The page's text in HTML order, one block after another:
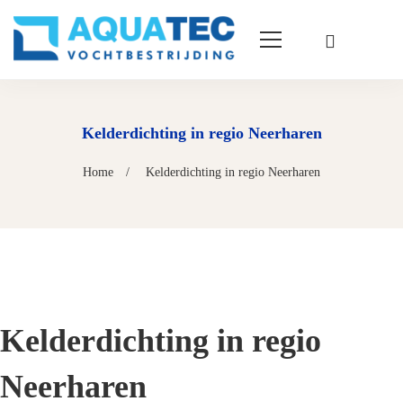
Kelderdichting in regio Neerharen
Home Kelderdichting in regio Neerharen
Kelderdichting in regio
Neerharen